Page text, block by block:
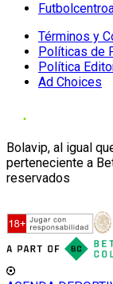
Términos y
Políticas de
Política
Ad Choices
Bolavip, al igual
perteneciente a
reservados